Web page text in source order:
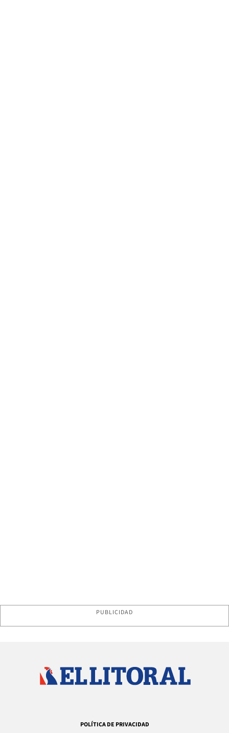
PUBLICIDAD
POLÍTICA DE PRIVACIDAD